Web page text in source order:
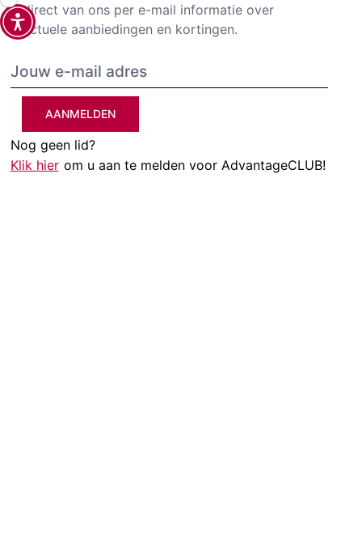
direct van ons per e-mail informatie over
actuele aanbiedingen en kortingen.
AANMELDEN
Nog geen lid?
Klik hier om u aan te melden voor AdvantageCLUB!